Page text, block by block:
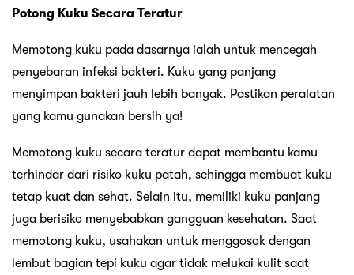
Potong Kuku Secara Teratur
Memotong kuku pada dasarnya ialah untuk mencegah
penyebaran infeksi bakteri. Kuku yang panjang
menyimpan bakteri jauh lebih banyak. Pastikan peralatan
yang kamu gunakan bersih ya!
Memotong kuku secara teratur dapat membantu kamu
terhindar dari risiko kuku patah, sehingga membuat kuku
tetap kuat dan sehat. Selain itu, memiliki kuku panjang
juga berisiko menyebabkan gangguan kesehatan. Saat
memotong kuku, usahakan untuk menggosok dengan
lembut bagian tepi kuku agar tidak melukai kulit saat